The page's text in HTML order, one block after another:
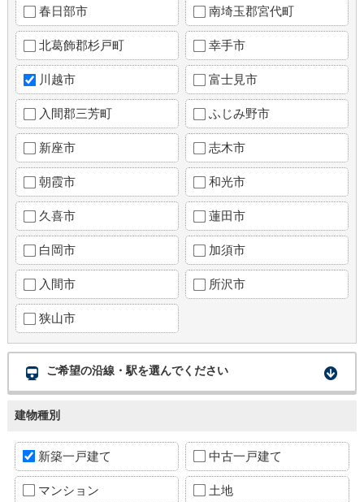
春日部市 南埼玉郡宮代町
北葛飾郡杉戸町 幸手市
川越市 富士見市
入間郡三芳町 ふじみ野市
新座市 志木市
朝霞市 和光市
久喜市 蓮田市
白岡市 加須市
入間市 所沢市
狭山市
ご希望の沿線・駅を選んでください
建物種別
新築一戸建て 中古一戸建て
マンション 土地